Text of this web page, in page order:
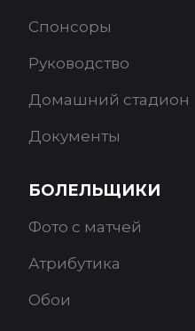
Спонсоры
Руководство
Домашний стадион
Документы
БОЛЕЛЬЩИКИ
Фото с матчей
Атрибутика
Обои